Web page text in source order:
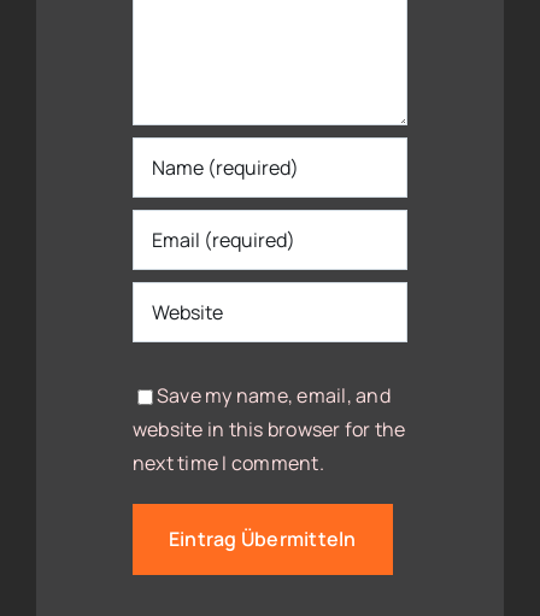
Save my name, email, and
website in this browser for the
next time I comment.